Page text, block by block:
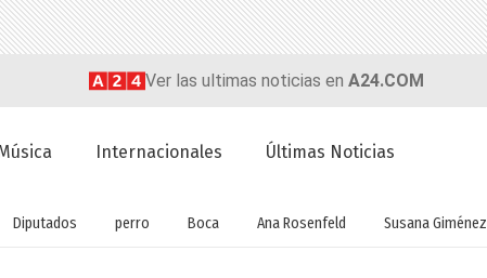
Ver las ultimas noticias en A24.COM
Internacionales Últimas Noticias
Diputados perro Boca Ana Rosenfeld Susana Giménez